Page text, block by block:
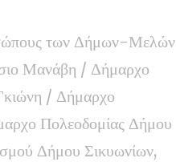
των Δήμων-Μελών
Μανάβη / Δήμαρχο
/ Δήμαρχο
Πολεοδομίας Δήμου
Δήμου Σικυωνίων,